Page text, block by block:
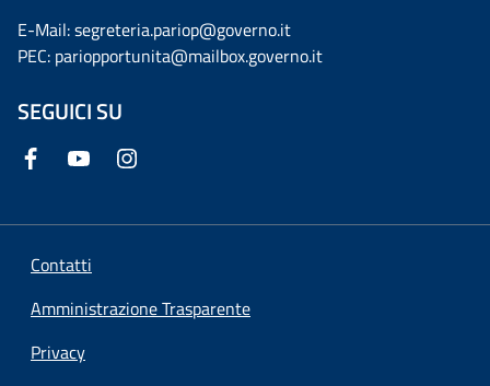
E-Mail: segreteria.pariop@governo.it
PEC: pariopportunita@mailbox.governo.it
SEGUICI SU
Contatti
Amministrazione Trasparente
Privacy